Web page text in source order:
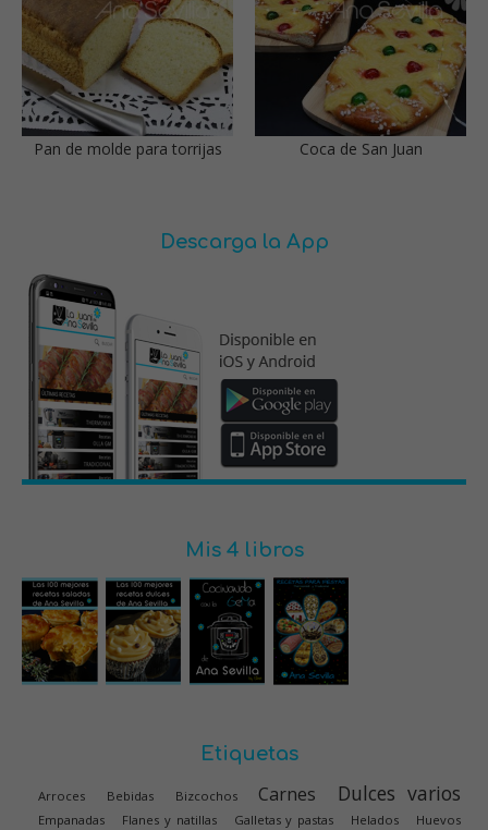
Pan de molde para torrijas Coca de San Juan
Descarga la App
Mis 4 libros
Etiquetas
Arroces Bebidas Bizcochos Carnes Dulces varios
Empanadas Flanes y natillas Galletas y pastas Helados Huevos